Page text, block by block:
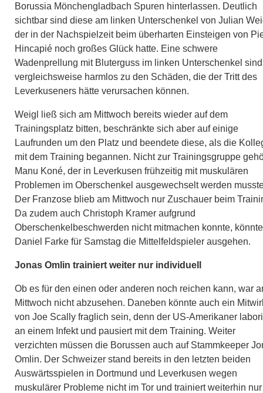
Borussia Mönchengladbach Spuren hinterlassen. Deutlich
sichtbar sind diese am linken Unterschenkel von Julian
der in der Nachspielzeit beim überharten Einsteigen von
Hincapié noch großes Glück hatte. Eine schwere
Wadenprellung mit Bluterguss im linken Unterschenkel sind
vergleichsweise harmlos zu den Schäden, die der Tritt des
Leverkuseners hätte verursachen können.
Weigl ließ sich am Mittwoch bereits wieder auf dem
Trainingsplatz bitten, beschränkte sich aber auf einige
Laufrunden um den Platz und beendete diese, als die
mit dem Training begannen. Nicht zur Trainingsgruppe
Manu Koné, der in Leverkusen frühzeitig mit muskulären
Problemen im Oberschenkel ausgewechselt werden
Der Franzose blieb am Mittwoch nur Zuschauer beim
Da zudem auch Christoph Kramer aufgrund
Oberschenkelbeschwerden nicht mitmachen konnte,
Daniel Farke für Samstag die Mittelfeldspieler ausgehen.
Jonas Omlin trainiert weiter nur individuell
Ob es für den einen oder anderen noch reichen kann, war
Mittwoch nicht abzusehen. Daneben könnte auch ein
von Joe Scally fraglich sein, denn der US-Amerikaner
an einem Infekt und pausiert mit dem Training. Weiter
verzichten müssen die Borussen auch auf Stammkeeper
Omlin. Der Schweizer stand bereits in den letzten beiden
Auswärtsspielen in Dortmund und Leverkusen wegen
muskulärer Probleme nicht im Tor und trainiert weiterhin nur